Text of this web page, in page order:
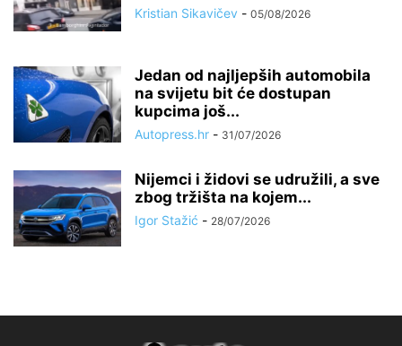
Kristian Sikavičev - 05/08/2026
Jedan od najljepših automobila
na svijetu bit će dostupan
kupcima još...
Autopress.hr - 31/07/2026
Nijemci i židovi se udružili, a sve
zbog tržišta na kojem...
Igor Stažić - 28/07/2026